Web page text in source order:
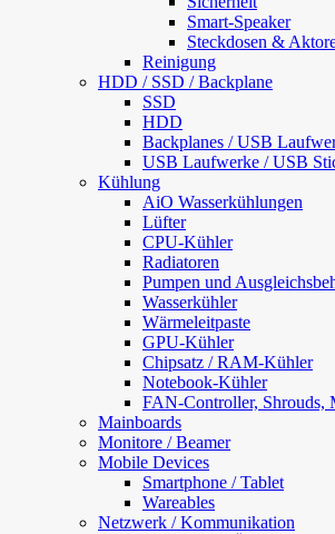
Smart-Speaker
Steckdosen &
Reinigung
HDD / SSD / Backplane
SSD
HDD
Backplanes / USB
USB Laufwerke / USB
Kühlung
AiO Wasserkühlungen
Lüfter
CPU-Kühler
Radiatoren
Pumpen und
Wasserkühler
Wärmeleitpaste
GPU-Kühler
Chipsatz / RAM-Kühler
Notebook-Kühler
FAN-Controller, Shrouds,
Mainboards
Monitore / Beamer
Mobile Devices
Smartphone / Tablet
Wareables
Netzwerk / Kommunikation